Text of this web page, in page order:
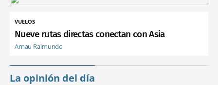
VUELOS
Nueve rutas directas conectan con Asia
Arnau Raimundo
La opinión del día